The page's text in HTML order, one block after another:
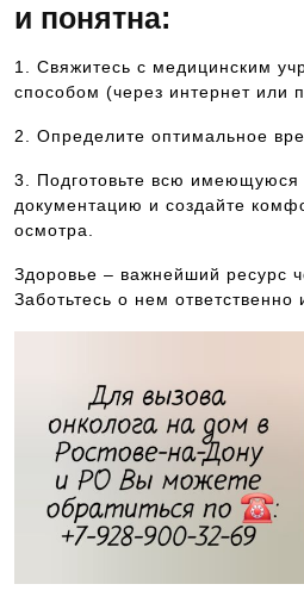
и понятна:
1. Свяжитесь с медицинским
способом (через интернет или
2. Определите оптимальное
3. Подготовьте всю имеющуюся
документацию и создайте
осмотра.
Здоровье – важнейший ресурс
Заботьтесь о нем